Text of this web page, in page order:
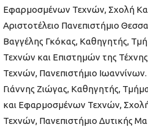
Εφαρμοσμένων Τεχνών, Σχολή
Αριστοτέλειο Πανεπιστήμιο
Βαγγέλης Γκόκας, Καθηγητής,
Τεχνών και Επιστημών της
Τεχνών, Πανεπιστήμιο Ιωαννίνων.
Γιάννης Ζιώγας, Καθηγητής,
και Εφαρμοσμένων Τεχνών,
Τεχνών, Πανεπιστήμιο Δυτικής